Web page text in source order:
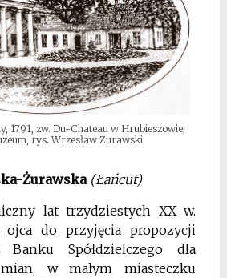
1791, zw. Du-Chateau w Hrubieszowie,
rys. Wrzesław Żurawski
Żurawska (Łańcut)
lat trzydziestych XX w.
ojca do przyjęcia propozycji
Banku Spółdzielczego dla
w małym miasteczku